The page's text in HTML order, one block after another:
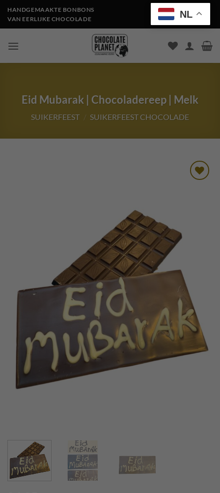
Ga
naar
inhoud
HANDGEMAAKTE BONBONS
VAN EERLIJKE CHOCOLADE
Eid Mubarak | Chocoladereep | Melk
SUIKERFEEST / SUIKERFEEST CHOCOLADE
NL